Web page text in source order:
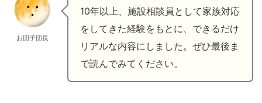
お団子団長
10年以上、施設相談員として家族対応
をしてきた経験をもとに、できるだけ
リアルな内容にしました。ぜひ最後ま
で読んでみてください。